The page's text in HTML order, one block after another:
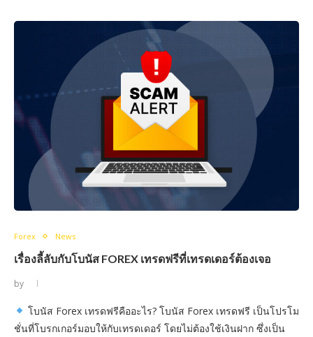
Forex News
เรื่องลี้ลับกับโบนัส FOREX เทรดฟรีที่เทรดเดอร์ต้องเจอ
by
โบนัส Forex เทรดฟรีคืออะไร? โบนัส Forex เทรดฟรี เป็นโปรโม
ชั่นที่โบรกเกอร์มอบให้กับเทรดเดอร์ โดยไม่ต้องใช้เงินฝาก ซึ่งเป็น